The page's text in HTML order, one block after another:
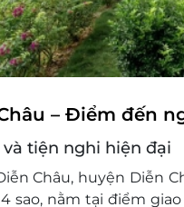
Coupon cho 04 khách
nhiều E-Voucher/E-
có giá trị quy đổi
– Điểm đến
tiện nghi hiện đại
Châu, huyện Diễn
sao, nằm tại điểm